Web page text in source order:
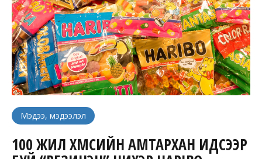
Мэдээ, мэдээлэл
100 ЖИЛ ХҮМҮҮСИЙН АМТАРХАН ИДСЭЭР